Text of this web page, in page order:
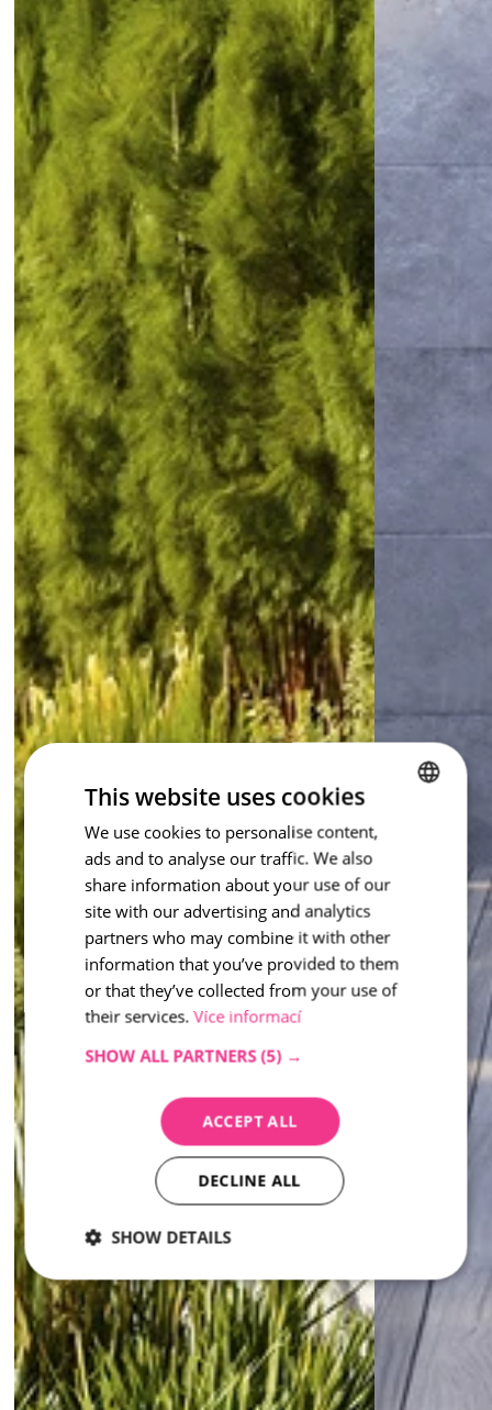
CZECH
This website uses cookies
We use cookies to personalise content,
ads and to analyse our traffic. We also
share information about your use of our
site with our advertising and analytics
partners who may combine it with other
information that you’ve provided to them
or that they’ve collected from your use of
their services. Více informací
SHOW ALL PARTNERS (5) →
ACCEPT ALL
DECLINE ALL
SHOW DETAILS
Strictly
necessary
Performance Targeting